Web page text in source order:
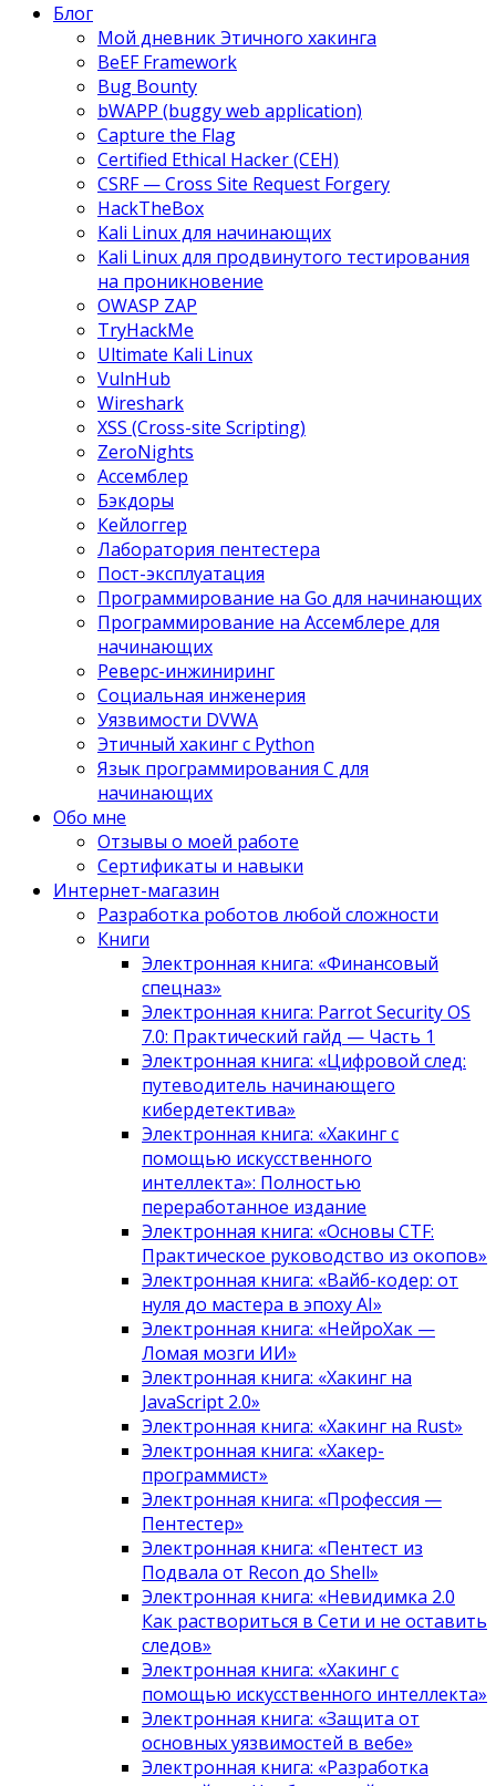
Блог
Мой дневник Этичного хакинга
BeEF Framework
Bug Bounty
bWAPP (buggy web application)
Capture the Flag
Certified Ethical Hacker (CEH)
CSRF — Cross Site Request Forgery
HackTheBox
Kali Linux для начинающих
Kali Linux для продвинутого тестирования
на проникновение
OWASP ZAP
TryHackMe
Ultimate Kali Linux
VulnHub
Wireshark
XSS (Cross-site Scripting)
ZeroNights
Ассемблер
Бэкдоры
Кейлоггер
Лаборатория пентестера
Пост-эксплуатация
Программирование на Go для начинающих
Программирование на Ассемблере для
начинающих
Реверс-инжиниринг
Социальная инженерия
Уязвимости DVWA
Этичный хакинг с Python
Язык программирования С для
начинающих
Обо мне
Отзывы о моей работе
Сертификаты и навыки
Интернет-магазин
Разработка роботов любой сложности
Книги
Электронная книга: «Финансовый
спецназ»
Электронная книга: Parrot Security OS
7.0: Практический гайд — Часть 1
Электронная книга: «Цифровой след:
путеводитель начинающего
кибердетектива»
Электронная книга: «Хакинг с
помощью искусственного
интеллекта»: Полностью
переработанное издание
Электронная книга: «Основы CTF:
Практическое руководство из окопов»
Электронная книга: «Вайб-кодер: от
нуля до мастера в эпоху AI»
Электронная книга: «НейроХак —
Ломая мозги ИИ»
Электронная книга: «Хакинг на
JavaScript 2.0»
Электронная книга: «Хакинг на Rust»
Электронная книга: «Хакер-
программист»
Электронная книга: «Профессия —
Пентестер»
Электронная книга: «Пентест из
Подвала от Recon до Shell»
Электронная книга: «Невидимка 2.0
Как раствориться в Сети и не оставить
следов»
Электронная книга: «Хакинг с
помощью искусственного интеллекта»
Электронная книга: «Защита от
основных уязвимостей в вебе»
Электронная книга: «Разработка